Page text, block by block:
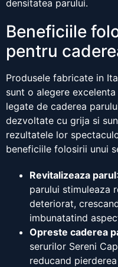
densitatea parului.
Beneficiile
pentru
Produsele fabricate in
sunt o alegere
legate de caderea
dezvoltate cu grija si
rezultatele lor
beneficiile folosirii unui
Revitalizeaza parul
parului stimuleaza
deteriorat,
imbunatatind
Opreste caderea
serurilor Sereni
reducand